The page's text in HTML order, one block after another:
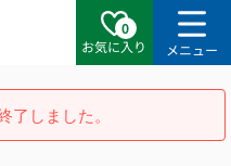
0
お気に入り
メニュー
了しました。